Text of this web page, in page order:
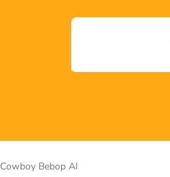
Cowboy Bebop AI